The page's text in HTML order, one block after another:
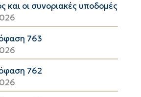
και οι συνοριακές υποδομές
763
762